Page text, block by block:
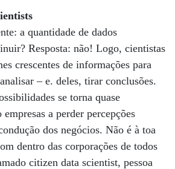
a quantidade de dados
Resposta: não! Logo, cientistas
crescentes de informações para
– e. deles, tirar conclusões.
se torna quase
a perder percepções
dos negócios. Não é à toa
dentro das corporações de todos
citizen data scientist, pessoa